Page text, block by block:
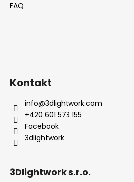
FAQ
Kontakt
info@3dlightwork.com
+420 601 573 155
Facebook
3dlightwork
3Dlightwork s.r.o.